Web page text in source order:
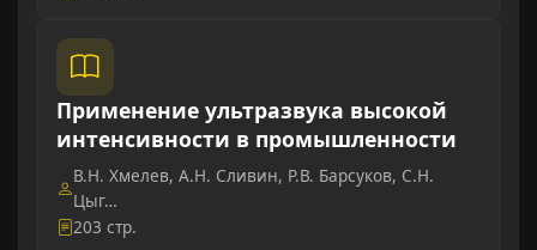
Применение ультразвука высокой
интенсивности в промышленности
В.Н. Хмелев, А.Н. Сливин, Р.В. Барсуков, С.Н.
Цыг…
203 стр.